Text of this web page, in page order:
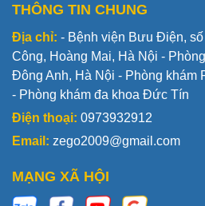
THÔNG TIN CHUNG
Địa chỉ: - Bệnh viện Bưu Điện,
Công, Hoàng Mai, Hà Nội -
Đông Anh, Hà Nội - Phòng khám
- Phòng khám đa khoa Đức Tín
Điện thoại: 0973932912
Email: zego2009@gmail.com
MẠNG XÃ HỘI